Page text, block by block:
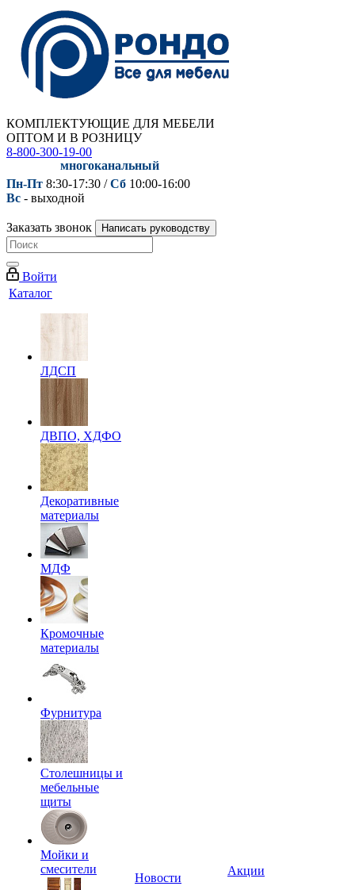
КОМПЛЕКТУЮЩИЕ ДЛЯ МЕБЕЛИ
ОПТОМ И В РОЗНИЦУ
8-800-300-19-00
многоканальный
Пн-Пт 8:30-17:30 /Сб 10:00-16:00
Вс - выходной
Заказать звонок Написать руководству
Войти
Каталог
ЛДСП
ДВПО, ХДФО
Декоративные
материалы
МДФ
Кромочные
материалы
Фурнитура
Столешницы и
мебельные
щиты
Мойки и
смесители
Новости
Акции